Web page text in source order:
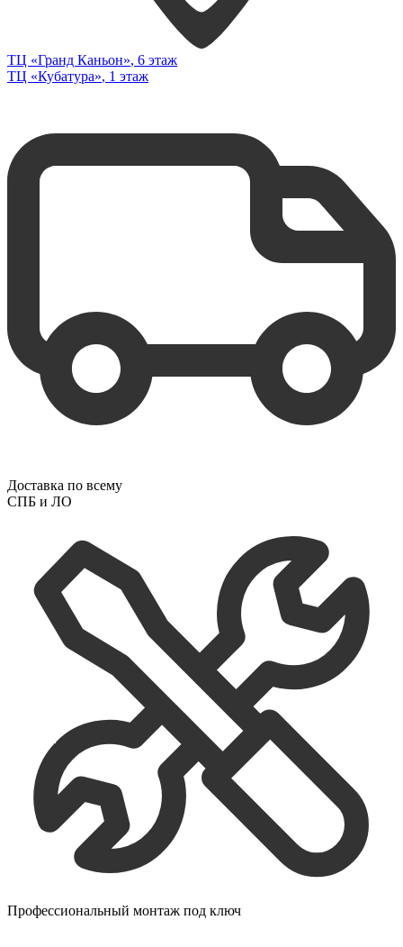
ТЦ «Гранд Каньон», 6 этаж
ТЦ «Кубатура», 1 этаж
Доставка по всему
СПБ и ЛО
Профессиональный монтаж под ключ